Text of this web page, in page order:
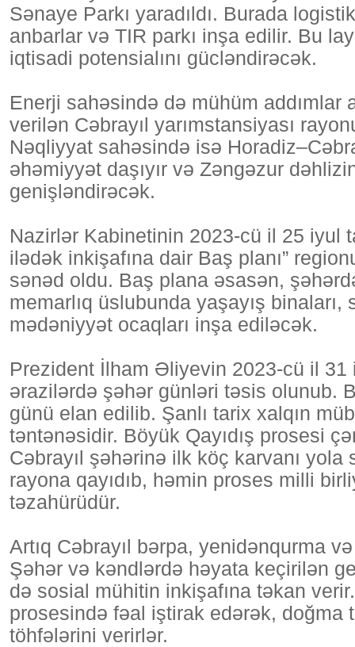
Sənaye Parkı yaradıldı. Burada
anbarlar və TIR parkı inşa edilir. Bu
iqtisadi potensialını gücləndirəcək.
Enerji sahəsində də mühüm addımlar
verilən Cəbrayıl yarımstansiyası
Nəqliyyat sahəsində isə
əhəmiyyət daşıyır və Zəngəzur
genişləndirəcək.
Nazirlər Kabinetinin 2023-cü il 25 iyul
ilədək inkişafına dair Baş planı”
sənəd oldu. Baş plana əsasən,
memarlıq üslubunda yaşayış
mədəniyyət ocaqları inşa ediləcək.
Prezident İlham Əliyevin 2023-cü il
ərazilərdə şəhər günləri təsis olunub.
günü elan edilib. Şanlı tarix xalqın
təntənəsidir. Böyük Qayıdış prosesi
Cəbrayıl şəhərinə ilk köç karvanı
rayona qayıdıb, həmin proses milli
təzahürüdür.
Artıq Cəbrayıl bərpa, yenidənqurma
Şəhər və kəndlərdə həyata keçirilən
də sosial mühitin inkişafına təkan
prosesində fəal iştirak edərək, doğma
töhfələrini verirlər.